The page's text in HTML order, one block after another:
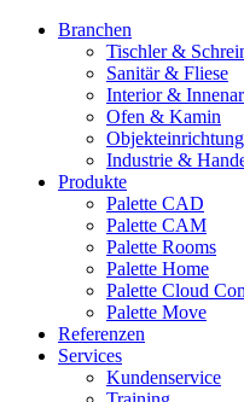
Branchen
Tischler &
Sanitär & Fliese
Interior &
Ofen & Kamin
Industrie &
Produkte
Palette CAD
Palette CAM
Palette Rooms
Palette Home
Palette Cloud
Palette Move
Referenzen
Services
Kundenservice